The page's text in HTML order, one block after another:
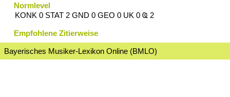
Normlevel
KONK 0 STAT 2 GND 0 GEO 0 UK 0 Ҩ 2
Empfohlene Zitierweise
Bayerisches Musiker-Lexikon Online (BMLO)